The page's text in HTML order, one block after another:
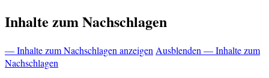
Inhalte zum Nachschlagen
— Inhalte zum Nachschlagen anzeigen Ausblenden — Inhalte zum
Nachschlagen